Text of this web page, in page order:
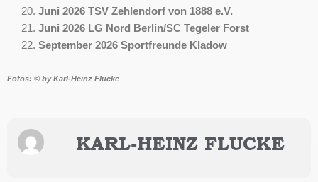
Juni 2026 TSV Zehlendorf von 1888 e.V.
Juni 2026 LG Nord Berlin/SC Tegeler Forst
September 2026 Sportfreunde Kladow
Fotos: © by Karl-Heinz Flucke
KARL-HEINZ FLUCKE